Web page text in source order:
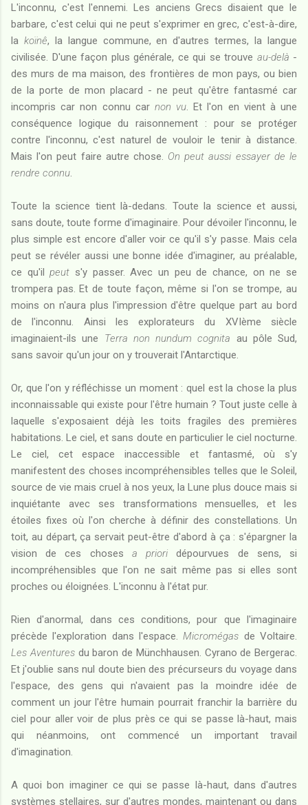
L'inconnu, c'est l'ennemi. Les anciens Grecs disaient que le
barbare, c'est celui qui ne peut s'exprimer en grec, c'est-à-dire,
la koïnê, la langue commune, en d'autres termes, la langue
civilisée. D'une façon plus générale, ce qui se trouve au-delà -
des murs de ma maison, des frontières de mon pays, ou bien
de la porte de mon placard - ne peut qu'être fantasmé car
incompris car non connu car non vu . Et l'on en vient à une
conséquence logique du raisonnement : pour se protéger
contre l'inconnu, c'est naturel de vouloir le tenir à distance.
Mais l'on peut faire autre chose. On peut aussi essayer de le
rendre connu
Toute la science tient là-dedans. Toute la science et aussi,
sans doute, toute forme d'imaginaire. Pour dévoiler l'inconnu, le
plus simple est encore d'aller voir ce qu'il s'y passe. Mais cela
peut se révéler aussi une bonne idée d'imaginer, au préalable,
ce qu'ilpeut s'y passer. Avec un peu de chance, on ne se
trompera pas. Et de toute façon, même si l'on se trompe, au
moins on n'aura plus l'impression d'être quelque part au bord
de l'inconnu. Ainsi les explorateurs du XVIème siècle
imaginaient-ils une Terra non nundum cognita au pôle Sud,
sans savoir qu'un jour on y trouverait l'Antarctique.
Or, que l'on y réfléchisse un moment : quel est la chose la plus
inconnaissable qui existe pour l'être humain ? Tout juste celle à
laquelle s'exposaient déjà les toits fragiles des premières
habitations. Le ciel, et sans doute en particulier le ciel nocturne.
Le ciel, cet espace inaccessible et fantasmé, où s'y
manifestent des choses incompréhensibles telles que le Soleil,
source de vie mais cruel à nos yeux, la Lune plus douce mais si
inquiétante avec ses transformations mensuelles, et les
étoiles fixes où l'on cherche à définir des constellations. Un
toit, au départ, ça servait peut-être d'abord à ça : s'épargner la
vision de ces choses a priori dépourvues de sens, si
incompréhensibles que l'on ne sait même pas si elles sont
proches ou éloignées. L'inconnu à l'état pur.
Rien d'anormal, dans ces conditions, pour que l'imaginaire
précède l'exploration dans l'espace.Micromégas de Voltaire.
Les Aventuresdu baron de Münchhausen. Cyrano de Bergerac.
Et j'oublie sans nul doute bien des précurseurs du voyage dans
l'espace, des gens qui n'avaient pas la moindre idée de
comment un jour l'être humain pourrait franchir la barrière du
ciel pour aller voir de plus près ce qui se passe là-haut, mais
qui néanmoins, ont commencé un important travail
d'imagination.
A quoi bon imaginer ce qui se passe là-haut, dans d'autres
systèmes stellaires, sur d'autres mondes, maintenant ou dans